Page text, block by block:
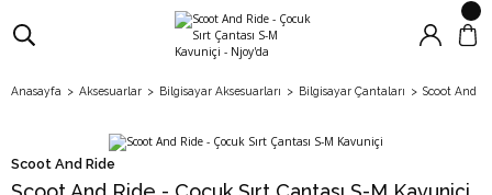
Anasayfa Aksesuarlar Bilgisayar Aksesuarları Bilgisayar Çantaları Scoot And
Scoot And Ride